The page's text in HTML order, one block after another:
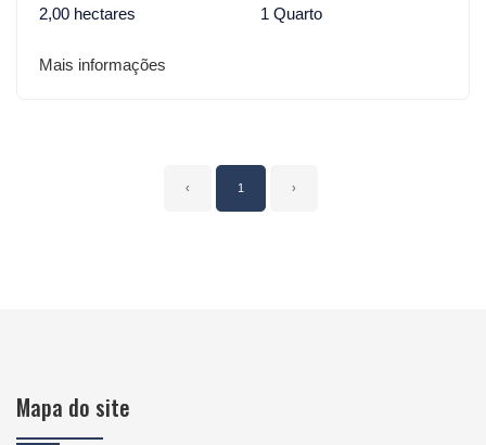
2,00 hectares 1 Quarto
Mais informações
‹ 1 ›
Mapa do site